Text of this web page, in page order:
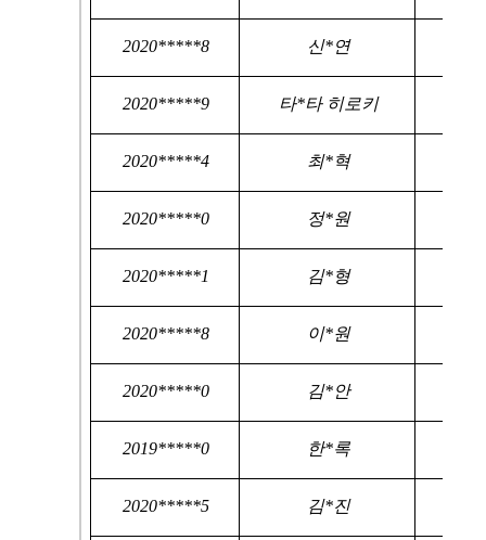
2020*****8 신*연
2020*****9 타*타 히로키
2020*****4 최*혁
2020*****0 정*원
2020*****1 김*형
2020*****8 이*원
2020*****0 김*안
2019*****0 한*록
2020*****5 김*진